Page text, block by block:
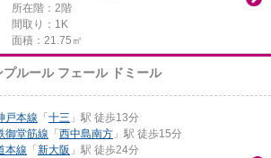
所在階：2階
間取り：1K
面積：21.75㎡
プルール フェール ドミール
戸本線 「 十三 」駅 徒歩13分
御堂筋線 「 西中島南方 」駅 徒歩15分
本線 「 新大阪 」駅 徒歩24分